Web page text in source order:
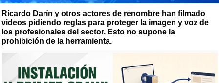
Ricardo Darín y otros actores de renombre han filmado
videos pidiendo reglas para proteger la imagen y voz de
los profesionales del sector. Esto no supone la
prohibición de la herramienta.